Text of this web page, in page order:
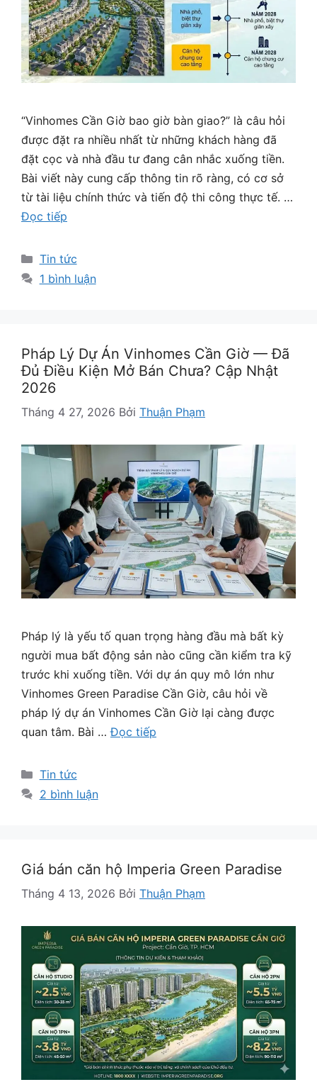
“Vinhomes Cần Giờ bao giờ bàn giao?” là câu hỏi
được đặt ra nhiều nhất từ những khách hàng đã
đặt cọc và nhà đầu tư đang cân nhắc xuống tiền.
Bài viết này cung cấp thông tin rõ ràng, có cơ sở
từ tài liệu chính thức và tiến độ thi công thực tế. …
Đọc tiếp
Danh
mục
Tin tức
1 bình luận
Pháp Lý Dự Án Vinhomes Cần Giờ — Đã
Đủ Điều Kiện Mở Bán Chưa? Cập Nhật
2026
Tháng 4 27, 2026 Bởi Thuận Phạm
Pháp lý là yếu tố quan trọng hàng đầu mà bất kỳ
người mua bất động sản nào cũng cần kiểm tra kỹ
trước khi xuống tiền. Với dự án quy mô lớn như
Vinhomes Green Paradise Cần Giờ, câu hỏi về
pháp lý dự án Vinhomes Cần Giờ lại càng được
quan tâm. Bài …Đọc tiếp
Danh
mục
Tin tức
2 bình luận
Giá bán căn hộ Imperia Green Paradise
Tháng 4 13, 2026 Bởi Thuận Phạm